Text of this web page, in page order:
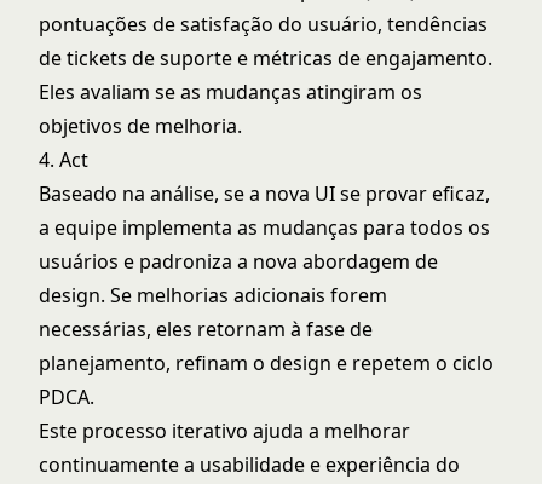
pontuações de satisfação do usuário, tendências
de tickets de suporte e métricas de engajamento.
Eles avaliam se as mudanças atingiram os
objetivos de melhoria.
4. Act
Baseado na análise, se a nova UI se provar eficaz,
a equipe implementa as mudanças para todos os
usuários e padroniza a nova abordagem de
design. Se melhorias adicionais forem
necessárias, eles retornam à fase de
planejamento, refinam o design e repetem o ciclo
PDCA.
Este processo iterativo ajuda a melhorar
continuamente a usabilidade e experiência do